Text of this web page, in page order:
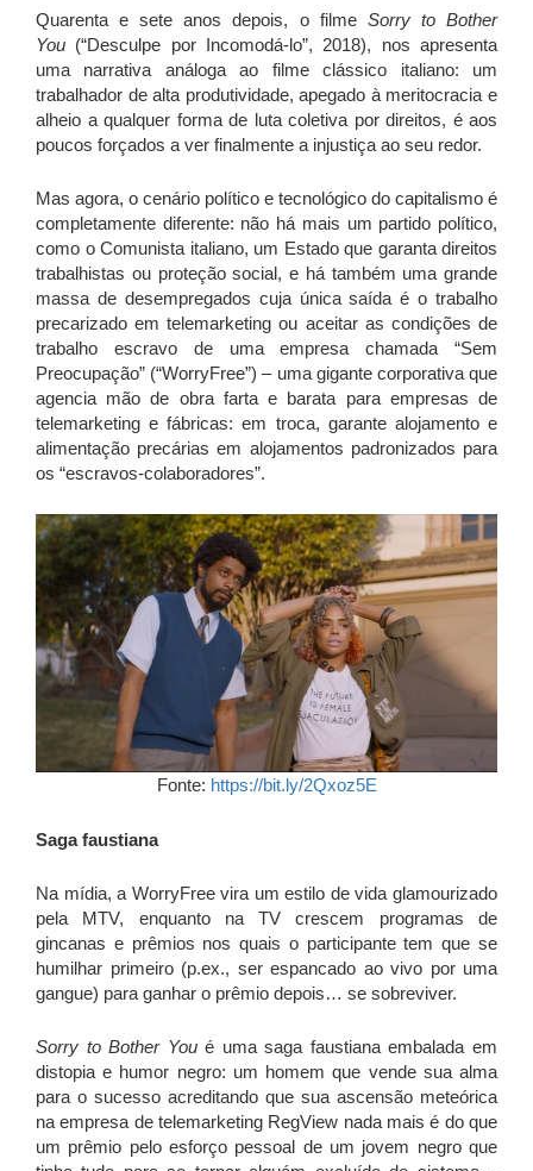
Quarenta e sete anos depois, o filme Sorry to Bother
You (“Desculpe por Incomodá-lo”, 2018), nos apresenta
uma narrativa análoga ao filme clássico italiano: um
trabalhador de alta produtividade, apegado à meritocracia e
alheio a qualquer forma de luta coletiva por direitos, é aos
poucos forçados a ver finalmente a injustiça ao seu redor.
Mas agora, o cenário político e tecnológico do capitalismo é
completamente diferente: não há mais um partido político,
como o Comunista italiano, um Estado que garanta direitos
trabalhistas ou proteção social, e há também uma grande
massa de desempregados cuja única saída é o trabalho
precarizado em telemarketing ou aceitar as condições de
trabalho escravo de uma empresa chamada “Sem
Preocupação” (“WorryFree”) – uma gigante corporativa que
agencia mão de obra farta e barata para empresas de
telemarketing e fábricas: em troca, garante alojamento e
alimentação precárias em alojamentos padronizados para
os “escravos-colaboradores”.
Fonte: https://bit.ly/2Qxoz5E
Saga faustiana
Na mídia, a WorryFree vira um estilo de vida glamourizado
pela MTV, enquanto na TV crescem programas de
gincanas e prêmios nos quais o participante tem que se
humilhar primeiro (p.ex., ser espancado ao vivo por uma
gangue) para ganhar o prêmio depois… se sobreviver.
Sorry to Bother Youé uma saga faustiana embalada em
distopia e humor negro: um homem que vende sua alma
para o sucesso acreditando que sua ascensão meteórica
na empresa de telemarketing RegView nada mais é do que
um prêmio pelo esforço pessoal de um jovem negro que